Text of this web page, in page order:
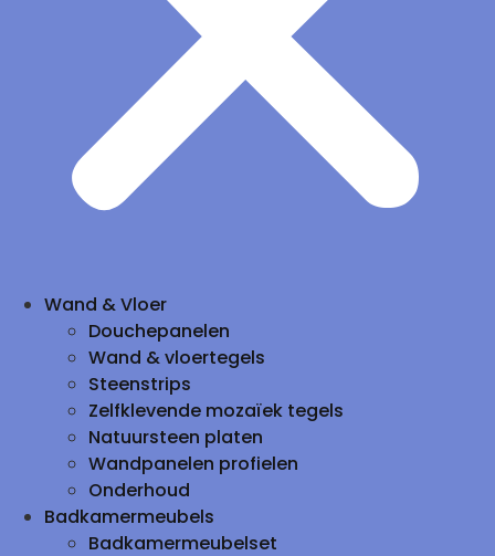
Wand & Vloer
Douchepanelen
Wand & vloertegels
Steenstrips
Zelfklevende mozaïek tegels
Natuursteen platen
Wandpanelen profielen
Onderhoud
Badkamermeubels
Badkamermeubelset